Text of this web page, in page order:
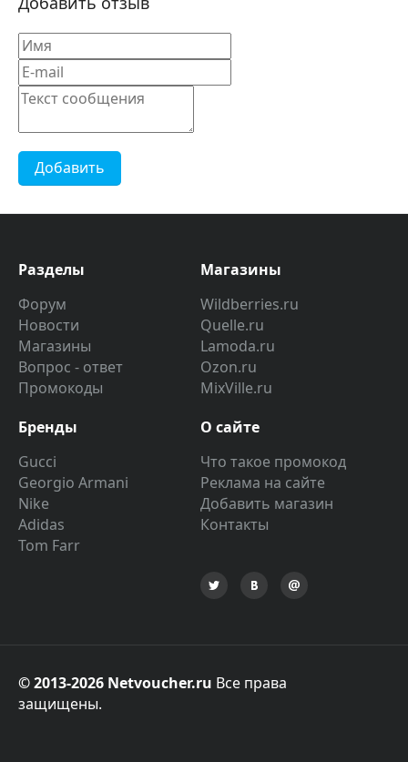
Добавить
Разделы
Форум
Новости
Магазины
Вопрос - ответ
Промокоды
Магазины
Wildberries.ru
Quelle.ru
Lamoda.ru
Ozon.ru
MixVille.ru
Бренды
Gucci
Georgio Armani
Nike
Adidas
Tom Farr
О сайте
Что такое промокод
Реклама на сайте
Добавить магазин
Контакты
© 2013-2026 Netvoucher.ru Все права
защищены.